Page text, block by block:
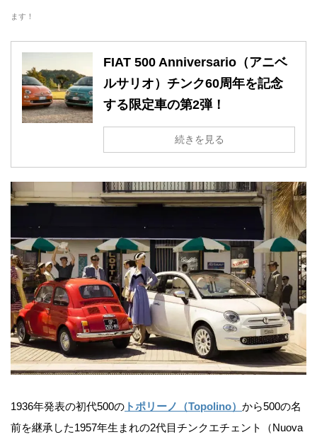
ます！
FIAT 500 Anniversario（アニベ
ルサリオ）チンク60周年を記念
する限定車の第2弾！
続きを見る
1936年発表の初代500の トポリーノ（Topolino） から500の名
前を継承した1957年生まれの2代目チンクエチェント（Nuova